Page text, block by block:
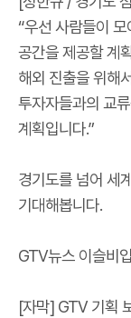
“우선 사람들이
공간을 제공할 계
해외 진출을 위해
투자자들과의 교
계획입니다.”
경기도를 넘어 세
기대해봅니다.
GTV뉴스 이슬비
[자막] GTV 기획